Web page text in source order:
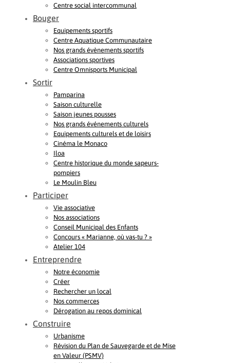
Centre social intercommunal
Bouger
Equipements sportifs
Centre Aquatique Communautaire
Nos grands évènements sportifs
Associations sportives
Centre Omnisports Municipal
Sortir
Pamparina
Saison culturelle
Saison jeunes pousses
Nos grands événements culturels
Equipements culturels et de loisirs
Cinéma le Monaco
Iloa
Centre historique du monde sapeurs-
pompiers
Le Moulin Bleu
Participer
Vie associative
Nos associations
Conseil Municipal des Enfants
Concours « Marianne, où vas-tu ? »
Atelier 104
Entreprendre
Notre économie
Créer
Rechercher un local
Nos commerces
Dérogation au repos dominical
Construire
Urbanisme
Révision du Plan de Sauvegarde et de Mise
en Valeur (PSMV)